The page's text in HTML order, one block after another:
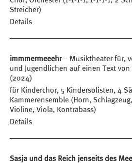
Streicher)
Details
immmermeeehr– Musiktheater für,
und Jugendlichen auf einen Text
(2024)
für Kinderchor, 5 Kindersolisten, 4
Kammerensemble (Horn,
Violine, Viola, Kontrabass)
Details
Sasja und das Reich jenseits des